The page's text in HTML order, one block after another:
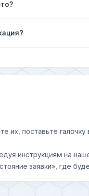
их, поставьте
инструкциям на
заявки», где